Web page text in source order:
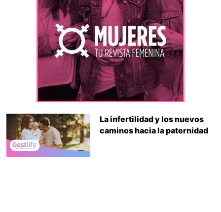
La infertilidad y los nuevos
caminos hacia la paternidad